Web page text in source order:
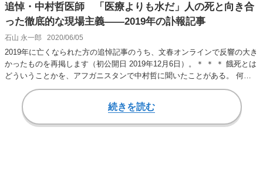
追悼・中村哲医師 「医療よりも水だ」人の死と向き合
った徹底的な現場主義――2019年の訃報記事
石山 永一郎 2020/06/05
2019年に亡くなられた方の追悼記事のうち、文春オンラインで反響の大き
かったものを再掲します（初公開日 2019年12月6日）。＊ ＊ ＊ 餓死とは
どういうことかを、アフガニスタンで中村哲に聞いたことがある。 何週
続きを読む